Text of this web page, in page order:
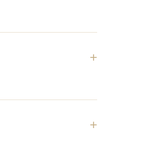
Tokyo
Barthélemy